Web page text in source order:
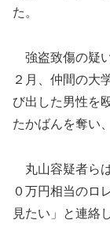
た。
強盗致傷の疑
２月、仲間の大
び出した男性を
たかばんを奪い
丸山容疑者ら
０万円相当のロ
見たい」と連絡